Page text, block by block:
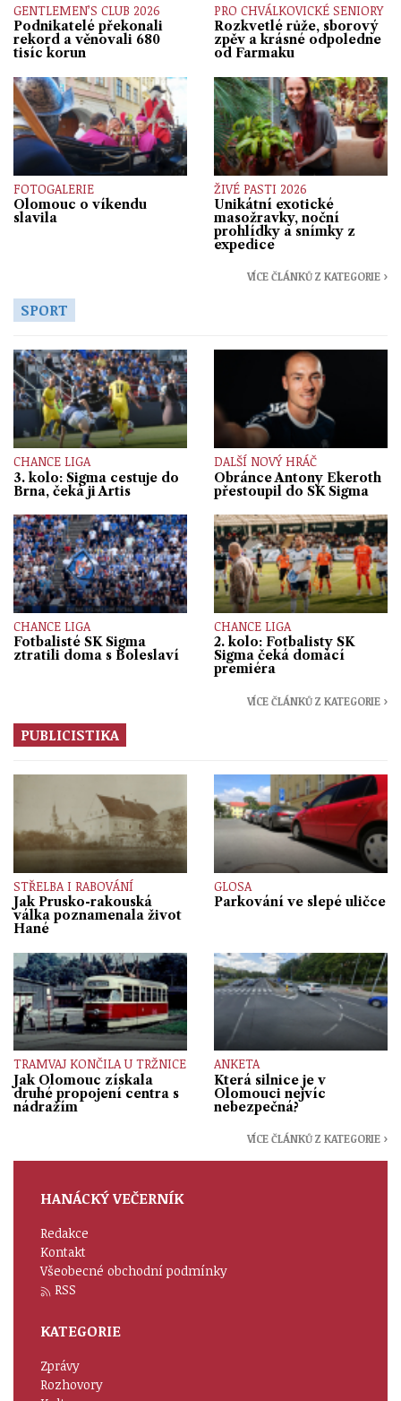
GENTLEMEN’S CLUB 2026
Podnikatelé překonali
rekord a věnovali 680
tisíc korun
PRO CHVÁLKOVICKÉ SENIORY
Rozkvetlé růže, sborový
zpěv a krásné odpoledne
od Farmaku
FOTOGALERIE
Olomouc o víkendu
slavila
ŽIVÉ PASTI 2026
Unikátní exotické
masožravky, noční
prohlídky a snímky z
expedice
VÍCE ČLÁNKŮ Z KATEGORIE ›
SPORT
CHANCE LIGA
3. kolo: Sigma cestuje do
Brna, čeká ji Artis
DALŠÍ NOVÝ HRÁČ
Obránce Antony Ekeroth
přestoupil do SK Sigma
CHANCE LIGA
Fotbalisté SK Sigma
ztratili doma s Boleslaví
CHANCE LIGA
2. kolo: Fotbalisty SK
Sigma čeká domácí
premiéra
VÍCE ČLÁNKŮ Z KATEGORIE ›
PUBLICISTIKA
STŘELBA I RABOVÁNÍ
Jak Prusko-rakouská
válka poznamenala život
Hané
GLOSA
Parkování ve slepé uličce
TRAMVAJ KONČILA U TRŽNICE
Jak Olomouc získala
druhé propojení centra s
nádražím
ANKETA
Která silnice je v
Olomouci nejvíc
nebezpečná?
VÍCE ČLÁNKŮ Z KATEGORIE ›
HANÁCKÝ VEČERNÍK
Redakce
Kontakt
Všeobecné obchodní podmínky
RSS
KATEGORIE
Zprávy
Rozhovory